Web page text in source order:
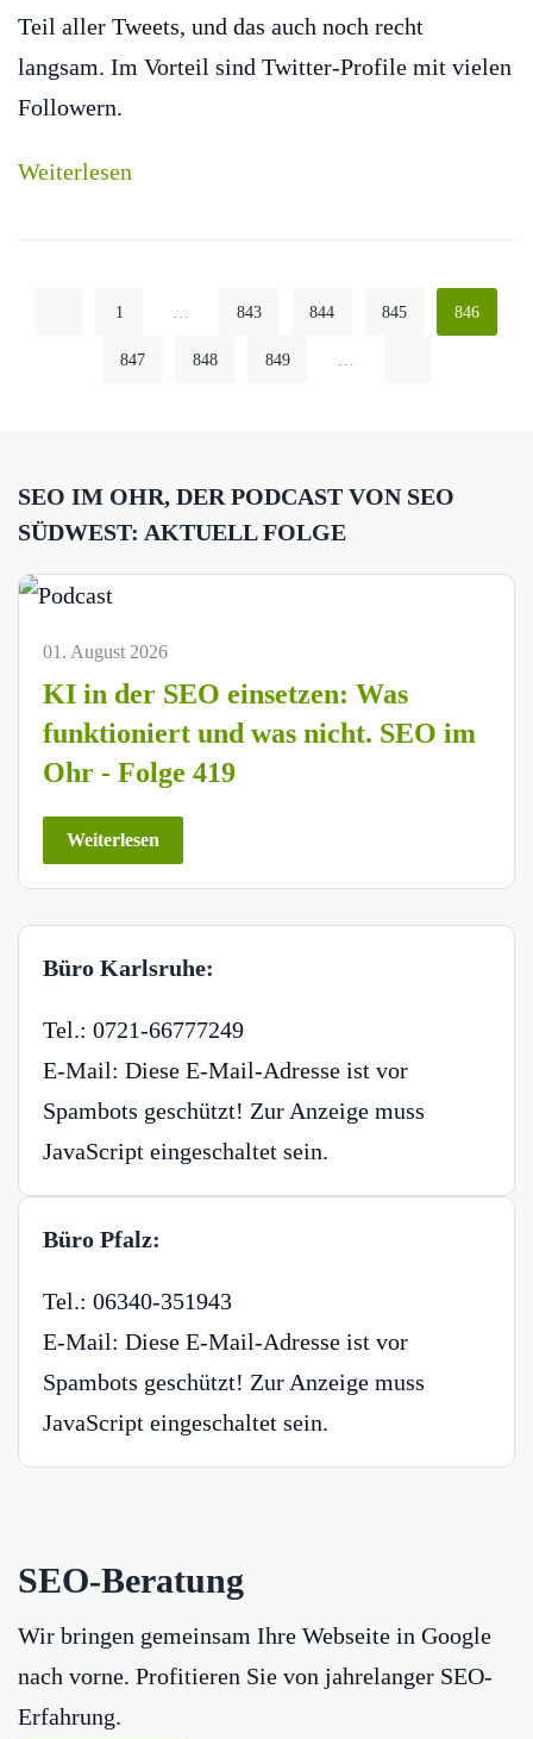
Teil aller Tweets, und das auch noch recht
langsam. Im Vorteil sind Twitter-Profile mit vielen
Followern.
Weiterlesen
1 843 844 845 846
847 848 849
SEO IM OHR, DER PODCAST VON SEO
SÜDWEST: AKTUELL FOLGE
01. August 2026
KI in der SEO einsetzen: Was
funktioniert und was nicht. SEO im
Ohr - Folge 419
Weiterlesen
Büro Karlsruhe:
Tel.: 0721-66777249
E-Mail: Diese E-Mail-Adresse ist vor
Spambots geschützt! Zur Anzeige muss
JavaScript eingeschaltet sein.
Büro Pfalz:
Tel.: 06340-351943
E-Mail: Diese E-Mail-Adresse ist vor
Spambots geschützt! Zur Anzeige muss
JavaScript eingeschaltet sein.
SEO-Beratung
Wir bringen gemeinsam Ihre Webseite in Google
nach vorne. Profitieren Sie von jahrelanger SEO-
Erfahrung.